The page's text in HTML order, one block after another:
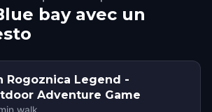
bay avec un
Rogoznica Legend -
Adventure Game
walk